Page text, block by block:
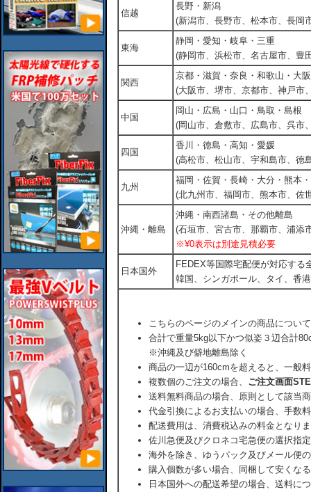
信越
長野・新潟
(新潟市、長野市、松本市、長岡
東海
静岡・愛知・岐阜・三重
(静岡市、浜松市、名古屋市、豊
関西
京都・滋賀・奈良・和歌山・大
(大阪市、堺市、京都市、神戸市
中国
岡山・広島・山口・鳥取・島根
(岡山市、倉敷市、広島市、呉市
四国
香川・徳島・高知・愛媛
(高松市、松山市、宇和島市、徳
九州
福岡・佐賀・長崎・大分・熊本
(北九州市、福岡市、熊本市、佐
沖縄・離島
沖縄・南西諸島・その他離島
(石垣市、宮古市、那覇市、浦添
※¥0表示は別途見積必要
日本国外
FEDEX等国際宅配便が対応す
韓国、シンガポール、タイ、香
こちらのページのメインの商品につい
合計で重量5kg以下かつ似姿３辺合計
※沖縄及び僻地離島除く
商品の一辺が160cmを超えると、一般
複数個のご注文の場合、 ご注文画面
送料無料商品の場合、原則として該当
代金引換によるお支払いの場合、手数
配送費用は、消費税込みの料金となり
佐川急便及びクロネコ宅急便の選択指
海外を除き、ゆうパック及びメール便
購入個数が多い場合、同梱して安くな
日本国外への配送希望の場合、送料に